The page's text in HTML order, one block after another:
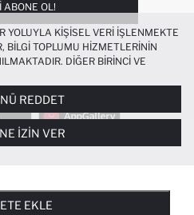
EKLE
ABONE OL!
KADIN BEYAZ TIŞÖRT
YOLUYLA KIŞISEL VERI IŞLENMEKTE
BILGI TOPLUMU HIZMETLERININ
DIĞER BIRINCI VE
DAHA IYI BIR ALIŞVERIŞ
DAHA IŞLEVSEL KILINMASI VE
VERMENIZ HALINDE, SIZLERE
YAPILMASI AMAÇLARIYLA
ÇEREZLERE DAIR TERCIHLERINIZI
HER ZAMAN YÖNETEBILIR,
BILGIYE
REDDET
İZIN VER